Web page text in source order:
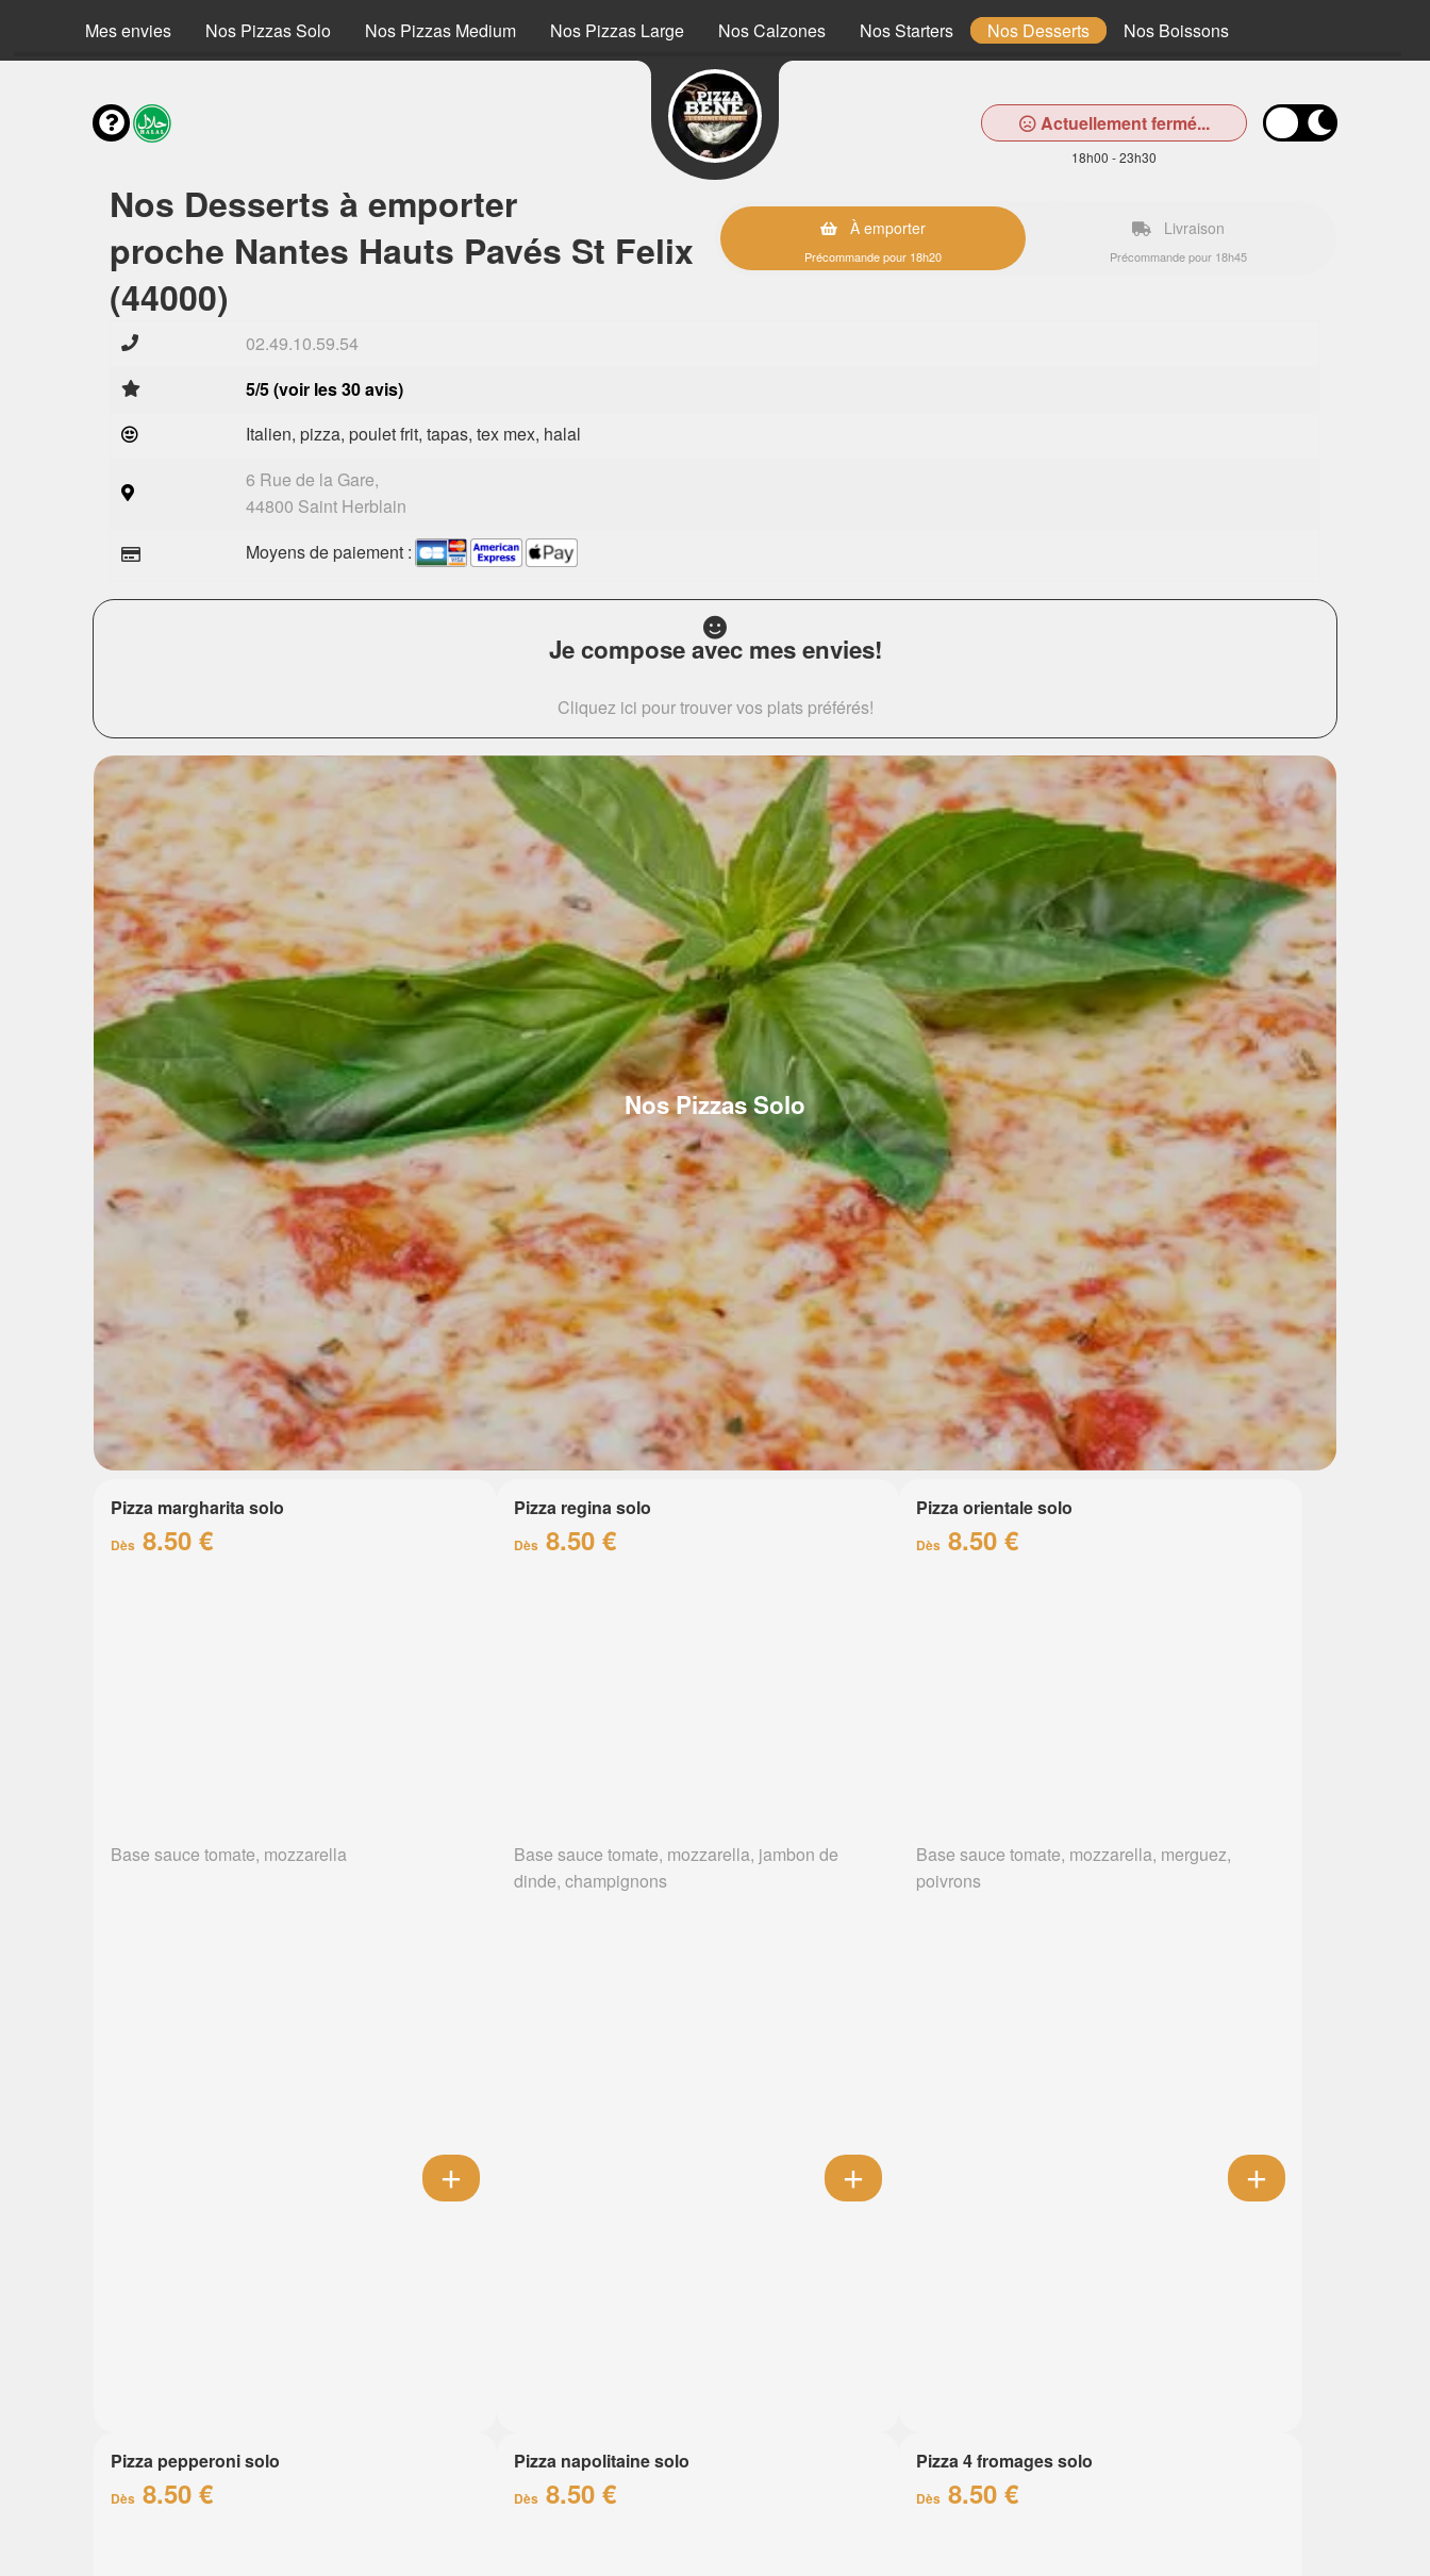
Mes envies Nos Pizzas Solo Nos Pizzas Medium Nos Pizzas Large Nos Calzones Nos Starters Nos Desserts Nos Boissons
Actuellement fermé...
18h00 - 23h30
Nos Desserts à emporter
proche Nantes Hauts Pavés St Felix
(44000)
À emporter
Précommande pour 18h20
Livraison
Précommande pour 18h45
02.49.10.59.54
5/5 (voir les 30 avis)
Italien, pizza, poulet frit, tapas, tex mex, halal
6 Rue de la Gare,
44800 Saint Herblain
Moyens de paiement :
Je compose avec mes envies!
Cliquez ici pour trouver vos plats préférés!
Nos Pizzas Solo
Pizza margharita solo
Dès 8.50 €
Base sauce tomate, mozzarella
Pizza regina solo
Dès 8.50 €
Base sauce tomate, mozzarella, jambon de
dinde, champignons
Pizza orientale solo
Dès 8.50 €
Base sauce tomate, mozzarella, merguez,
poivrons
Pizza pepperoni solo
Dès 8.50 €
Pizza napolitaine solo
Dès 8.50 €
Pizza 4 fromages solo
Dès 8.50 €